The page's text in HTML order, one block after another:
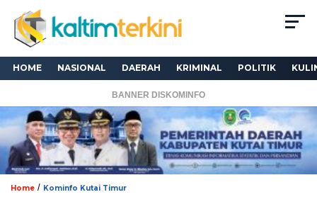
HOME NASIONAL DAERAH KRIMINAL POLITIK
BANNER DISKOMINFO
Home / Kominfo Kutai Timur